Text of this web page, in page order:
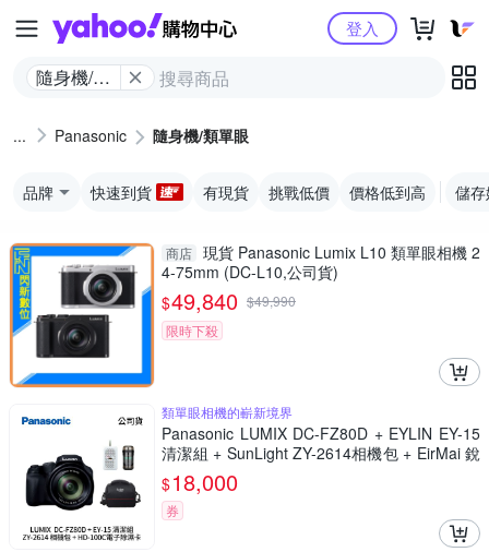
Yahoo購物中心
隨身機/類
登入
Panasonic 隨身機/類單眼
品牌 快速到貨 有現貨 挑戰低價 價格低到高 儲
商店 現貨 Panasonic Lumix L10 類單眼相機 2
4-75mm (DC-L10,公司貨)
$49,840 $49,990
限時下殺
類單眼相機的嶄新境界
Panasonic LUMIX DC-FZ80D + EYLIN EY-15
清潔組 + SunLight ZY-2614相機包 + EirMai 銳
瑪 HD-100C電子除濕卡 FZ80D (公司貨)
$18,000
券